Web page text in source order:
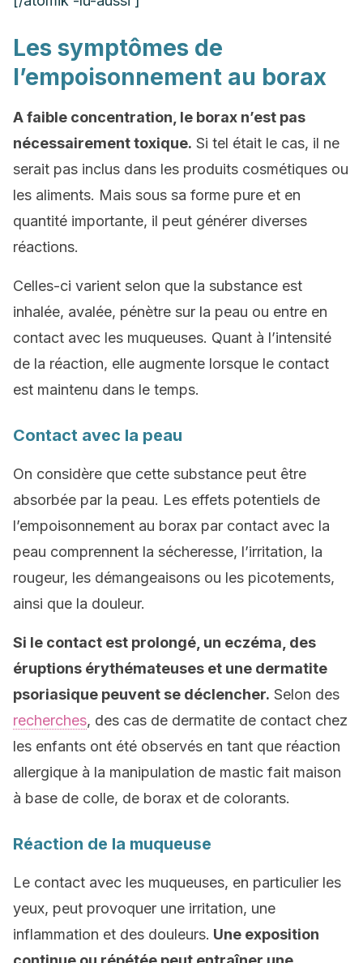
Les symptômes de
l’empoisonnement au borax
A faible concentration, le borax n’est pas
nécessairement toxique. Si tel était le cas, il ne
serait pas inclus dans les produits cosmétiques ou
les aliments. Mais sous sa forme pure et en
quantité importante, il peut générer diverses
réactions.
Celles-ci varient selon que la substance est
inhalée, avalée, pénètre sur la peau ou entre en
contact avec les muqueuses. Quant à l’intensité
de la réaction, elle augmente lorsque le contact
est maintenu dans le temps.
Contact avec la peau
On considère que cette substance peut être
absorbée par la peau. Les effets potentiels de
l’empoisonnement au borax par contact avec la
peau comprennent la sécheresse, l’irritation, la
rougeur, les démangeaisons ou les picotements,
ainsi que la douleur.
Si le contact est prolongé, un eczéma, des
éruptions érythémateuses et une dermatite
psoriasique peuvent se déclencher. Selon des
recherches, des cas de dermatite de contact chez
les enfants ont été observés en tant que réaction
allergique à la manipulation de mastic fait maison
à base de colle, de borax et de colorants.
Réaction de la muqueuse
Le contact avec les muqueuses, en particulier les
yeux, peut provoquer une irritation, une
inflammation et des douleurs. Une exposition